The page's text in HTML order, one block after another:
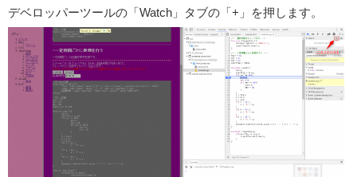
デベロッパーツールの「Watch」タブの「+」を押します。